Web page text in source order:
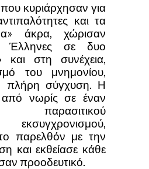
που κυριάρχησαν για
και τα
άκρα, χώρισαν
Έλληνες σε δυο
και στη συνέχεια,
του μνημονίου,
πλήρη σύγχυση. Η
νωρίς σε έναν
εκσυγχρονισμού,
παρελθόν με την
και εκθείασε κάθε
προοδευτικό.